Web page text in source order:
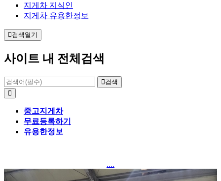
지게차 지식인
지게차 유용한정보
검색열기
사이트 내 전체검색
검색
중고지게차
무료등록하기
유용한정보
....